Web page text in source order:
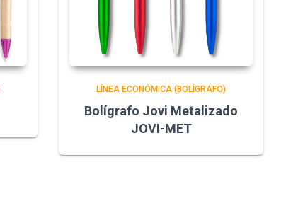
LÍNEA ECONÓMICA (BOLÍGRAFO)
Bolígrafo Jovi Metalizado
JOVI-MET